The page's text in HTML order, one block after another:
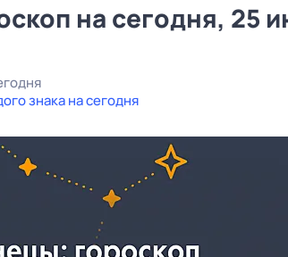
на сегодня, 25
знака на сегодня